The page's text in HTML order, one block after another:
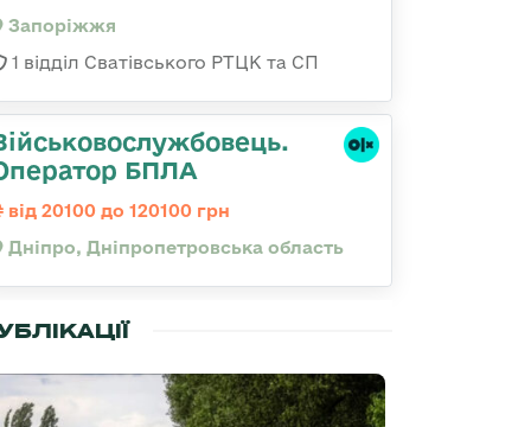
Запоріжжя
1 відділ Сватівського РТЦК та СП
БПЛА
від 20100 до 120100 грн
Дніпро, Дніпропетровська область